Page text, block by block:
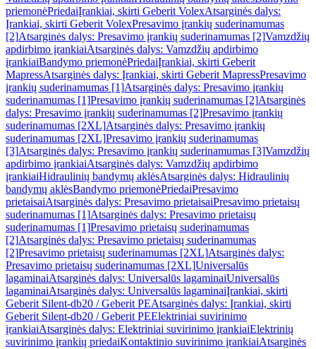
priemonėPriedaiĮrankiai, skirti Geberit VolexAtsarginės dalys:
Įrankiai, skirti Geberit VolexPresavimo įrankių suderinamumas
[2]Atsarginės dalys: Presavimo įrankių suderinamumas [2]Vamzdžių
apdirbimo įrankiaiAtsarginės dalys: Vamzdžių apdirbimo
įrankiaiBandymo priemonėPriedaiĮrankiai, skirti Geberit
MapressAtsarginės dalys: Įrankiai, skirti Geberit MapressPresavimo
įrankių suderinamumas [1]Atsarginės dalys: Presavimo įrankių
suderinamumas [1]Presavimo įrankių suderinamumas [2]Atsarginės
dalys: Presavimo įrankių suderinamumas [2]Presavimo įrankių
suderinamumas [2XL]Atsarginės dalys: Presavimo įrankių
suderinamumas [2XL]Presavimo įrankių suderinamumas
[3]Atsarginės dalys: Presavimo įrankių suderinamumas [3]Vamzdžių
apdirbimo įrankiaiAtsarginės dalys: Vamzdžių apdirbimo
įrankiaiHidraulinių bandymų aklėsAtsarginės dalys: Hidraulinių
bandymų aklėsBandymo priemonėPriedaiPresavimo
prietaisaiAtsarginės dalys: Presavimo prietaisaiPresavimo prietaisų
suderinamumas [1]Atsarginės dalys: Presavimo prietaisų
suderinamumas [1]Presavimo prietaisų suderinamumas
[2]Atsarginės dalys: Presavimo prietaisų suderinamumas
[2]Presavimo prietaisų suderinamumas [2XL]Atsarginės dalys:
Presavimo prietaisų suderinamumas [2XL]Universalūs
lagaminaiAtsarginės dalys: Universalūs lagaminaiUniversalūs
lagaminaiAtsarginės dalys: Universalūs lagaminaiĮrankiai, skirti
Geberit Silent-db20 / Geberit PEAtsarginės dalys: Įrankiai, skirti
Geberit Silent-db20 / Geberit PEElektriniai suvirinimo
įrankiaiAtsarginės dalys: Elektriniai suvirinimo įrankiaiElektrinių
suvirinimo įrankių priedaiKontaktinio suvirinimo įrankiaiAtsarginės